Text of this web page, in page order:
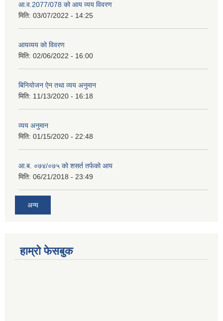
आ.व.2077/078 को आय व्यय विवरण
मिति: 03/07/2022 - 14:25
आयव्यय को विवरण
मिति: 02/06/2022 - 16:00
बिनियोजन ऐन तथा व्यय अनुमान
मिति: 11/13/2020 - 16:18
व्यय अनुमान
मिति: 01/15/2020 - 22:48
आ.ब. ०७४/०७५ को शसर्त तर्फको आय
मिति: 06/21/2018 - 23:49
अन्य
हाम्रो फेसबुक